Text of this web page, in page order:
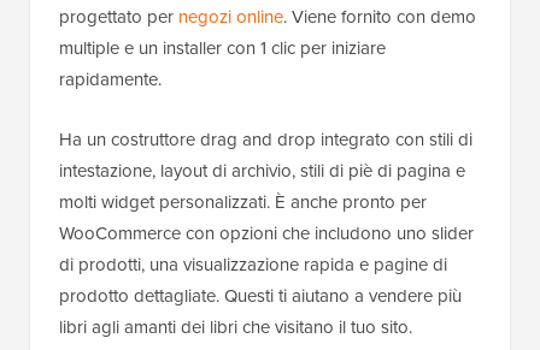
progettato per negozi online. Viene fornito con demo
multiple e un installer con 1 clic per iniziare
rapidamente.
Ha un costruttore drag and drop integrato con stili di
intestazione, layout di archivio, stili di piè di pagina e
molti widget personalizzati. È anche pronto per
WooCommerce con opzioni che includono uno slider
di prodotti, una visualizzazione rapida e pagine di
prodotto dettagliate. Questi ti aiutano a vendere più
libri agli amanti dei libri che visitano il tuo sito.